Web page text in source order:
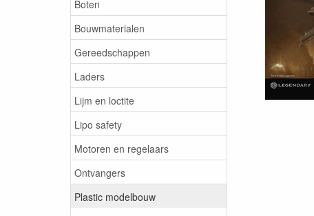
Boten
Bouwmaterialen
Gereedschappen
Laders
Lijm en loctite
Lipo safety
Motoren en regelaars
Ontvangers
Plastic modelbouw